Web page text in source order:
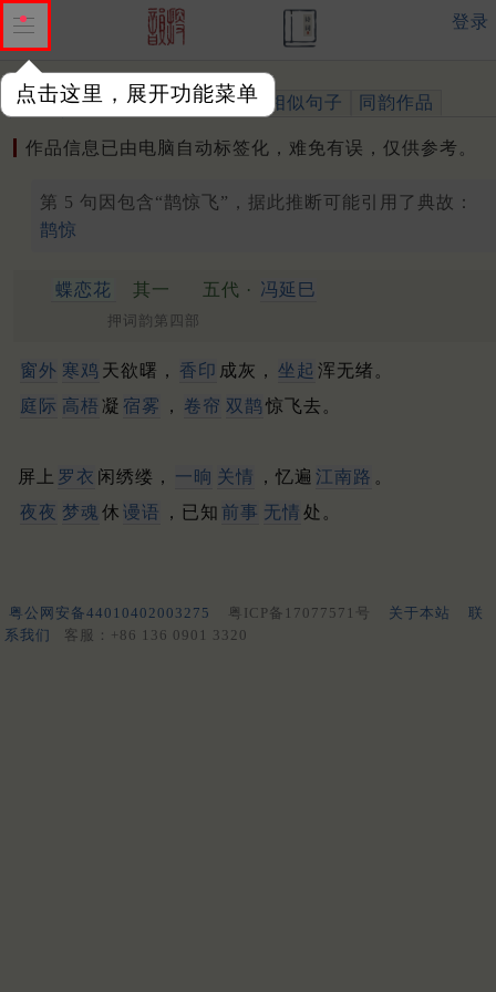
点击这里，展开功能菜单
登录
作品 标注四声 出处、引用 相似句子 同韵作品
作品信息已由电脑自动标签化，难免有误，仅供参考。
第 5 句因包含“鹊惊飞”，据此推断可能引用了典故：
鹊惊
蝶恋花 其一 五代 · 冯延巳
押词韵第四部
窗外 寒鸡 天欲曙， 香印 成灰， 坐起 浑无绪。
庭际 高梧 凝 宿雾 ， 卷帘 双鹊 惊飞去。
屏上 罗衣 闲绣缕， 一晌 关情 ，忆遍 江南路 。
夜夜 梦魂 休 谩语 ，已知 前事 无情 处。
粤公网安备44010402003275 粤ICP备17077571号 关于本站
联
系我们
客服：+86 136 0901 3320